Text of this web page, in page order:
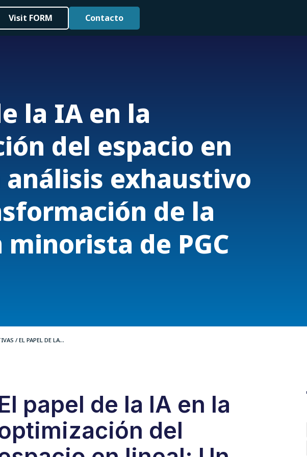
Visit FORM Contacto
la IA en la
del espacio en
análisis exhaustivo
de la
de PGC
/EL PAPEL DE LA...
papel de la IA en la
del